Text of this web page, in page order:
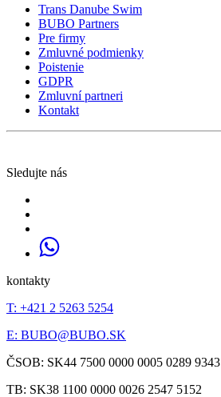
Trans Danube Swim
BUBO Partners
Pre firmy
Zmluvné podmienky
Poistenie
GDPR
Zmluvní partneri
Kontakt
Sledujte nás
kontakty
T: +421 2 5263 5254
E: BUBO@BUBO.SK
ČSOB: SK44 7500 0000 0005 0289 9343
TB: SK38 1100 0000 0026 2547 5152